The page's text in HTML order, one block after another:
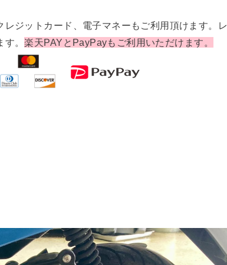
ジットカード、電子マネーもご利用頂けます。レ
す。楽天PAYとPayPayもご利用いただけます。